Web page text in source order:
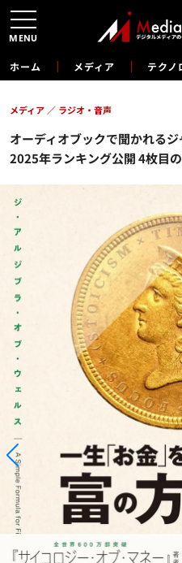
ホーム メディア テクノ
オーディオブックで聞かれる
2025年ランキング公開 4枚目
メディア ラジオ・音声
MENU